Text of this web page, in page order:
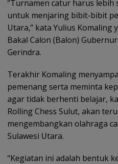
“Turnamen catur harus lebih
untuk menjaring bibit-bibit
Utara,” kata Yulius Komaling
Bakal Calon (Balon)
Gerindra.
Terakhir Komaling
pemenang serta meminta
agar tidak berhenti belajar,
Rolling Chess Sulut, akan
mengembangkan olahraga
Sulawesi Utara.
“Kegiatan ini adalah bentuk